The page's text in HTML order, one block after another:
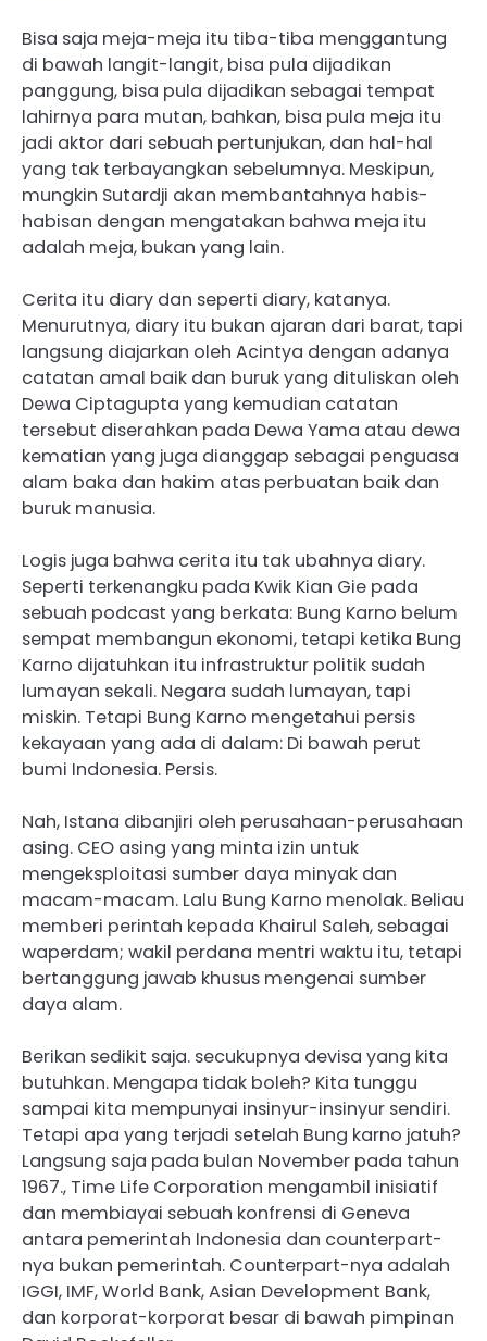
Bisa saja meja-meja itu tiba-tiba menggantung
di bawah langit-langit, bisa pula dijadikan
panggung, bisa pula dijadikan sebagai tempat
lahirnya para mutan, bahkan, bisa pula meja itu
jadi aktor dari sebuah pertunjukan, dan hal-hal
yang tak terbayangkan sebelumnya. Meskipun,
mungkin Sutardji akan membantahnya habis-
habisan dengan mengatakan bahwa meja itu
adalah meja, bukan yang lain.
Cerita itu diary dan seperti diary, katanya.
Menurutnya, diary itu bukan ajaran dari barat, tapi
langsung diajarkan oleh Acintya dengan adanya
catatan amal baik dan buruk yang dituliskan oleh
Dewa Ciptagupta yang kemudian catatan
tersebut diserahkan pada Dewa Yama atau dewa
kematian yang juga dianggap sebagai penguasa
alam baka dan hakim atas perbuatan baik dan
buruk manusia.
Logis juga bahwa cerita itu tak ubahnya diary.
Seperti terkenangku pada Kwik Kian Gie pada
sebuah podcast yang berkata: Bung Karno belum
sempat membangun ekonomi, tetapi ketika Bung
Karno dijatuhkan itu infrastruktur politik sudah
lumayan sekali. Negara sudah lumayan, tapi
miskin. Tetapi Bung Karno mengetahui persis
kekayaan yang ada di dalam: Di bawah perut
bumi Indonesia. Persis.
Nah, Istana dibanjiri oleh perusahaan-perusahaan
asing. CEO asing yang minta izin untuk
mengeksploitasi sumber daya minyak dan
macam-macam. Lalu Bung Karno menolak. Beliau
memberi perintah kepada Khairul Saleh, sebagai
waperdam; wakil perdana mentri waktu itu, tetapi
bertanggung jawab khusus mengenai sumber
daya alam.
Berikan sedikit saja. secukupnya devisa yang kita
butuhkan. Mengapa tidak boleh? Kita tunggu
sampai kita mempunyai insinyur-insinyur sendiri.
Tetapi apa yang terjadi setelah Bung karno jatuh?
Langsung saja pada bulan November pada tahun
1967., Time Life Corporation mengambil inisiatif
dan membiayai sebuah konfrensi di Geneva
antara pemerintah Indonesia dan counterpart-
nya bukan pemerintah. Counterpart-nya adalah
IGGI, IMF, World Bank, Asian Development Bank,
dan korporat-korporat besar di bawah pimpinan